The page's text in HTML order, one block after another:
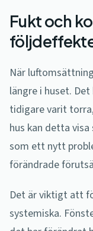
Fukt och
När
längre i huset.
tidigare varit
hus kan detta
som ett nytt
förändrade
Det är viktigt att
systemiska.